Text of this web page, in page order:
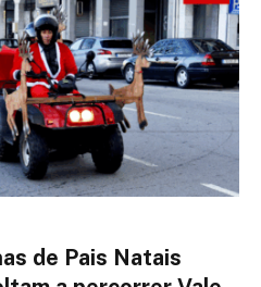
de Pais Natais